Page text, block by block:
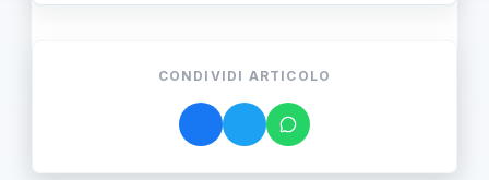
CONDIVIDI ARTICOLO